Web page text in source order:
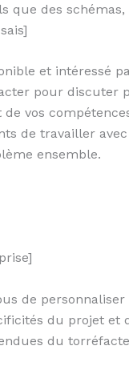
que des schémas,
et intéressé
pour discuter
de vos
de travailler
ensemble.
de
du projet et
du